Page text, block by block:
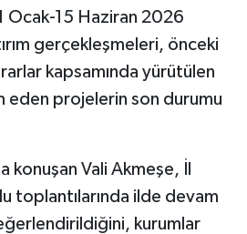
Ocak-15 Haziran 2026
gerçekleşmeleri, önceki
kapsamında yürütülen
eden projelerin son durumu
konuşan Vali Akmeşe, İl
toplantılarında ilde devam
kurumlar